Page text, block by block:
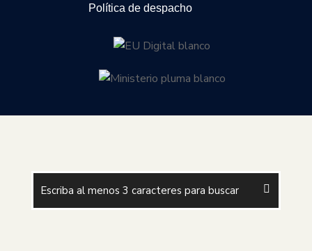
Política de despacho